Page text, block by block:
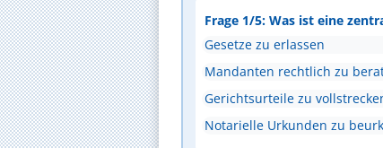
Frage 1/5: Was ist eine
Gesetze zu erlassen
Mandanten rechtlich zu
Gerichtsurteile zu
Notarielle Urkunden zu